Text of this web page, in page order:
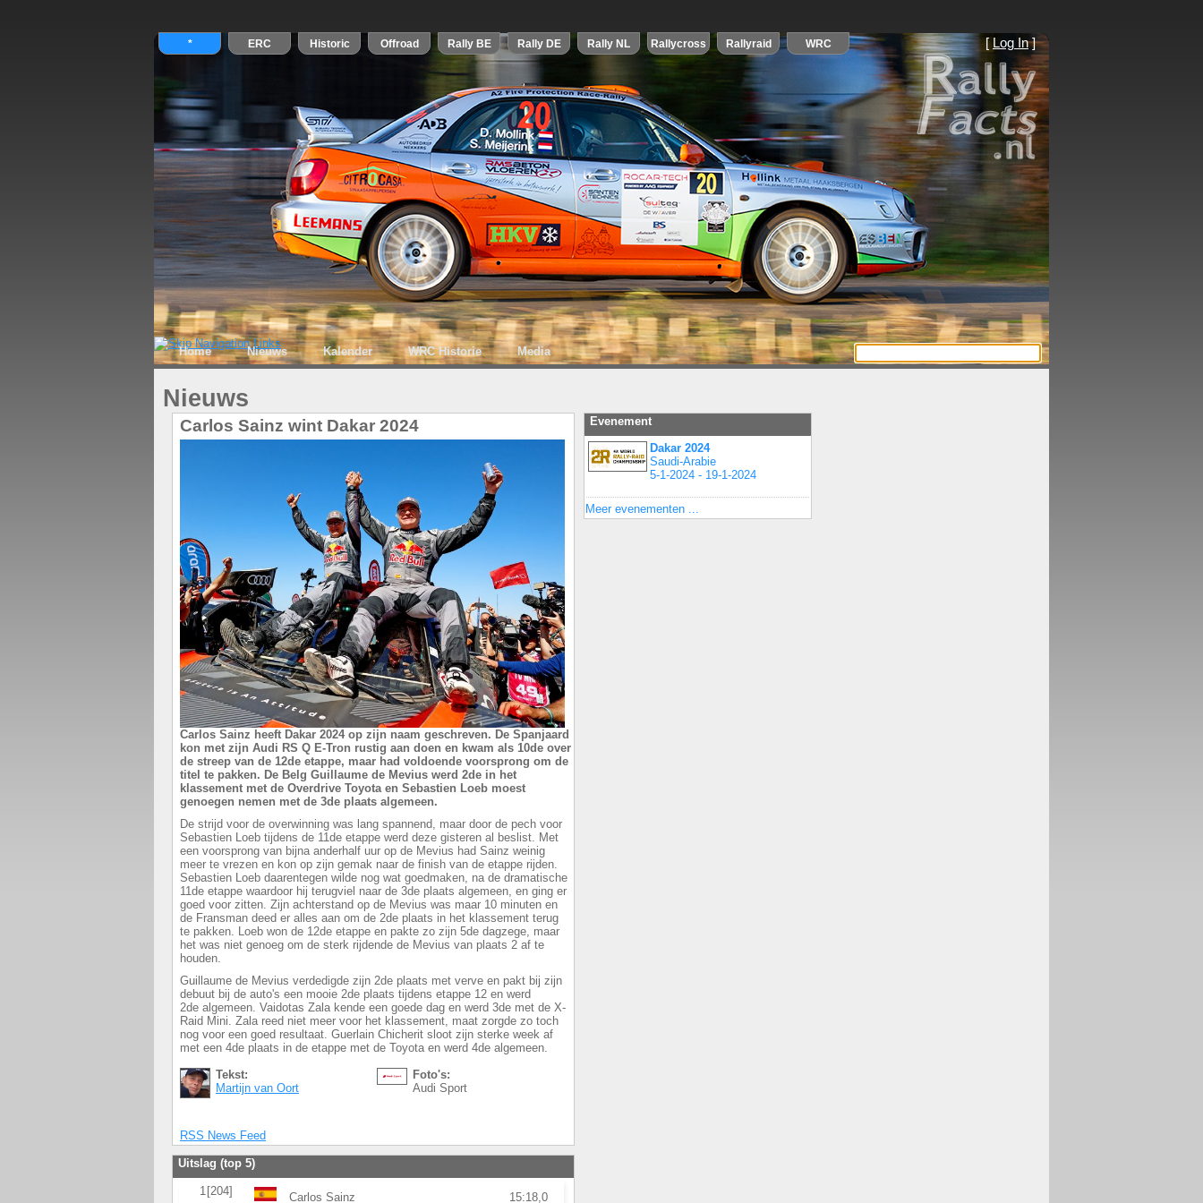
[ Log In]
Home Nieuws Kalender WRC Historie Media
Nieuws
Carlos Sainz wint Dakar 2024
Carlos Sainz heeft Dakar 2024 op zijn naam geschreven. De Spanjaard
kon met zijn Audi RS Q E-Tron rustig aan doen en kwam als 10de over
de streep van de 12de etappe, maar had voldoende voorsprong om de
titel te pakken. De Belg Guillaume de Mevius werd 2de in het
klassement met de Overdrive Toyota en Sebastien Loeb moest
genoegen nemen met de 3de plaats algemeen.
De strijd voor de overwinning was lang spannend, maar door de pech voor
Sebastien Loeb tijdens de 11de etappe werd deze gisteren al beslist. Met
een voorsprong van bijna anderhalf uur op de Mevius had Sainz weinig
meer te vrezen en kon op zijn gemak naar de finish van de etappe rijden.
Sebastien Loeb daarentegen wilde nog wat goedmaken, na de dramatische
11de etappe waardoor hij terugviel naar de 3de plaats algemeen, en ging er
goed voor zitten. Zijn achterstand op de Mevius was maar 10 minuten en
de Fransman deed er alles aan om de 2de plaats in het klassement terug
te pakken. Loeb won de 12de etappe en pakte zo zijn 5de dagzege, maar
het was niet genoeg om de sterk rijdende de Mevius van plaats 2 af te
houden.
Guillaume de Mevius verdedigde zijn 2de plaats met verve en pakt bij zijn
debuut bij de auto's een mooie 2de plaats tijdens etappe 12 en werd
2de algemeen. Vaidotas Zala kende een goede dag en werd 3de met de X-
Raid Mini. Zala reed niet meer voor het klassement, maat zorgde zo toch
nog voor een goed resultaat. Guerlain Chicherit sloot zijn sterke week af
met een 4de plaats in de etappe met de Toyota en werd 4de algemeen.
Tekst:
Martijn van Oort
Foto's:
Audi Sport
RSS News Feed
Uitslag (top 5)
1 [204] Carlos Sainz 15:18,0
Evenement
Dakar 2024
Saudi-Arabie
5-1-2024 - 19-1-2024
Meer evenementen ...